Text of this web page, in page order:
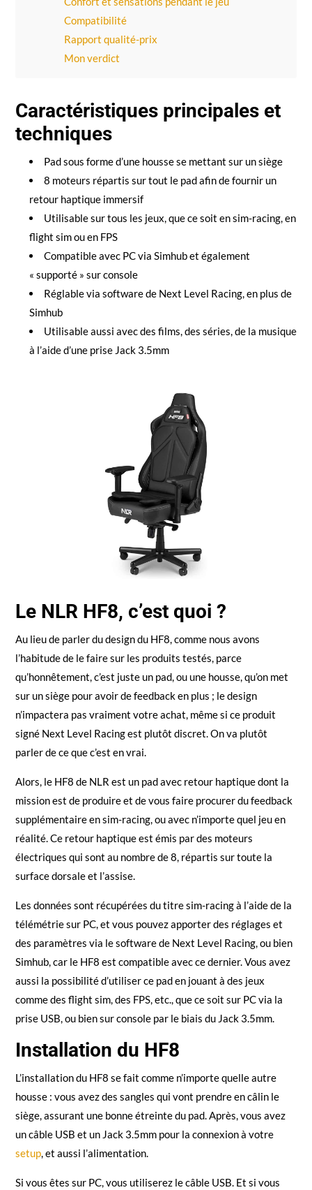
Compatibilité
Rapport qualité-prix
Mon verdict
Caractéristiques principales et
techniques
Pad sous forme d’une housse se mettant sur un siège
8 moteurs répartis sur tout le pad afin de fournir un
retour haptique immersif
Utilisable sur tous les jeux, que ce soit en sim-racing, en
flight sim ou en FPS
Compatible avec PC via Simhub et également
« supporté » sur console
Réglable via software de Next Level Racing, en plus de
Simhub
Utilisable aussi avec des films, des séries, de la musique
à l’aide d’une prise Jack 3.5mm
Le NLR HF8, c’est quoi ?
Au lieu de parler du design du HF8, comme nous avons
l’habitude de le faire sur les produits testés, parce
qu’honnêtement, c’est juste un pad, ou une housse, qu’on met
sur un siège pour avoir de feedback en plus ; le design
n’impactera pas vraiment votre achat, même si ce produit
signé Next Level Racing est plutôt discret. On va plutôt
parler de ce que c’est en vrai.
Alors, le HF8 de NLR est un pad avec retour haptique dont la
mission est de produire et de vous faire procurer du feedback
supplémentaire en sim-racing, ou avec n’importe quel jeu en
réalité. Ce retour haptique est émis par des moteurs
électriques qui sont au nombre de 8, répartis sur toute la
surface dorsale et l’assise.
Les données sont récupérées du titre sim-racing à l’aide de la
télémétrie sur PC, et vous pouvez apporter des réglages et
des paramètres via le software de Next Level Racing, ou bien
Simhub, car le HF8 est compatible avec ce dernier. Vous avez
aussi la possibilité d’utiliser ce pad en jouant à des jeux
comme des flight sim, des FPS, etc., que ce soit sur PC via la
prise USB, ou bien sur console par le biais du Jack 3.5mm.
Installation du HF8
L’installation du HF8 se fait comme n’importe quelle autre
housse : vous avez des sangles qui vont prendre en câlin le
siège, assurant une bonne étreinte du pad. Après, vous avez
un câble USB et un Jack 3.5mm pour la connexion à votre
setup, et aussi l’alimentation.
Si vous êtes sur PC, vous utiliserez le câble USB. Et si vous